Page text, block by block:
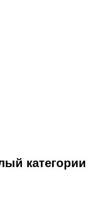
категории